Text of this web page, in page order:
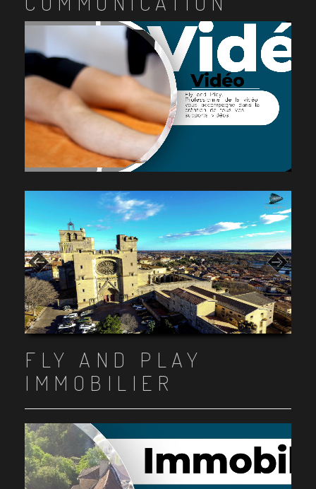
Item 1
Item 2
Item 3
Item 4
Item 5
Item 6
Item 7
Item 8
Item 9
Item 10
FLY AND PLAY
IMMOBILIER